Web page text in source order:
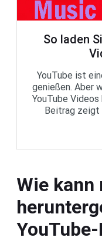
So laden
YouTube ist
genießen. Aber
YouTube
Beitrag zeigt
Wie kann